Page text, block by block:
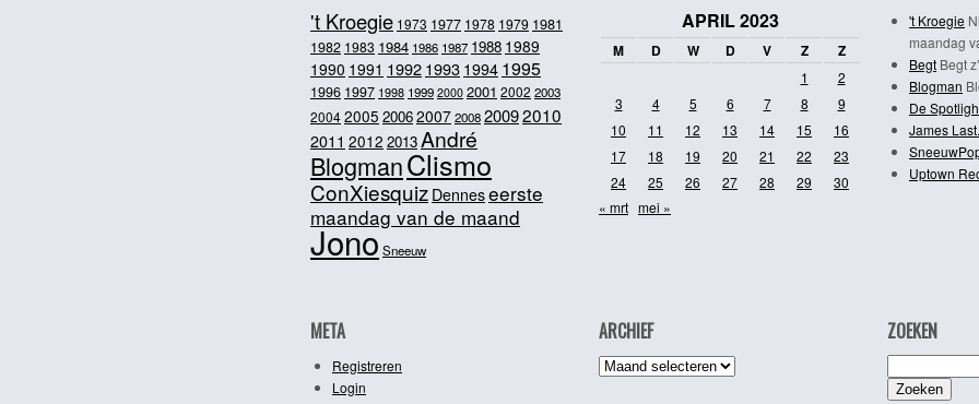
't Kroegie 1973 1977 1978 1979 1981
1982 1983 1984 1986 1987 1988 1989
1990 1991 19921993 1994 1995
1996 1997 1998 1999 2000 2001 2002 2003
20042005 20062007200820092010
2011 2012 2013André
BlogmanClismo
ConXiesquiz Denneseerste
maandag van de maand
JonoSneeuw
APRIL 2023
M D W D V Z Z
1
2
3
4 5 6 7 8
9
10
11 12 13 14 15
16
17
18 19 20 21 22
23
24
25 26 27 28 29
30
« mrt mei »
't Kroegie
maandag
Begt Begt
Blogman
De
James
Uptown
META
Registreren
Login
ARCHIEF
Archief
ZOEKEN
naar: